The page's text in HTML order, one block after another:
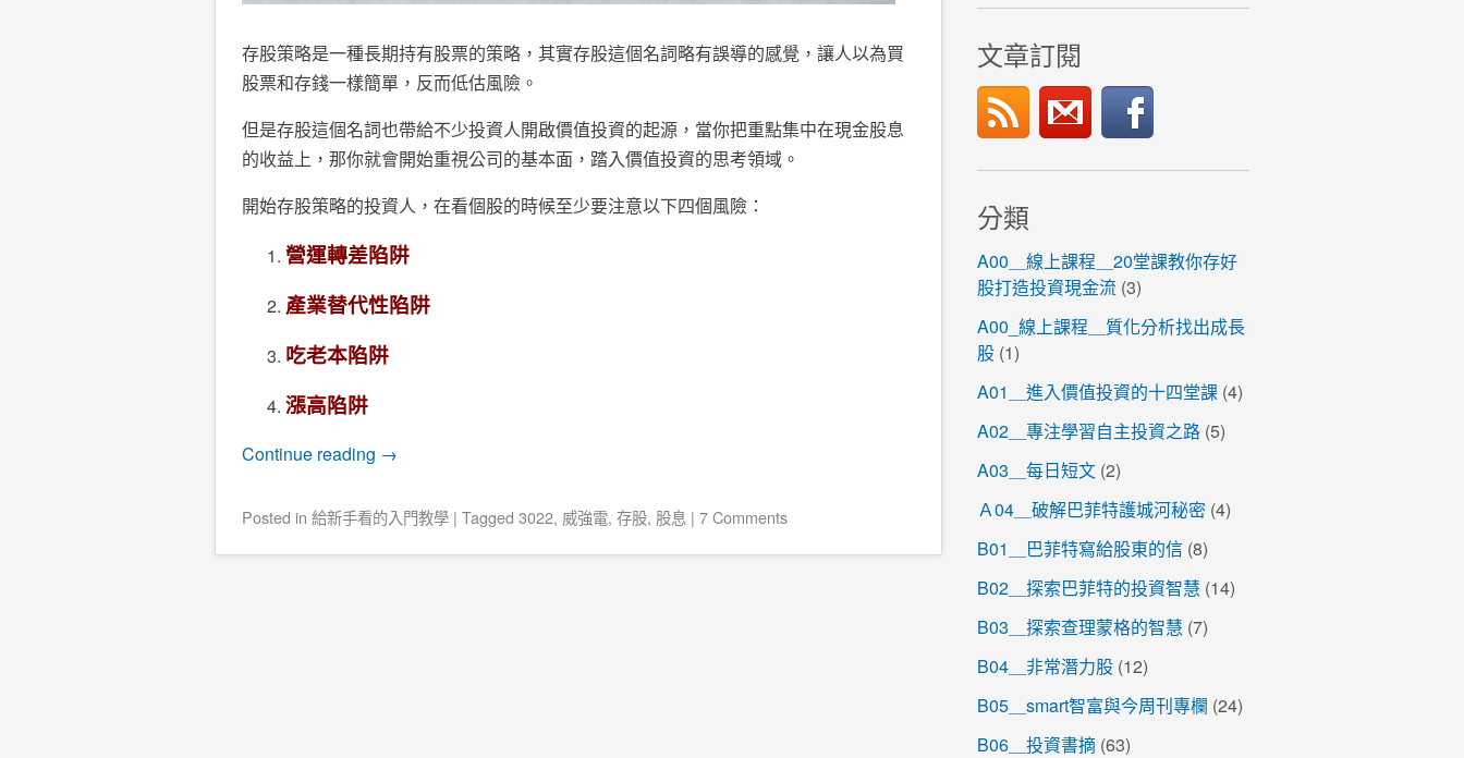
存股策略是一種長期持有股票的策略，其實存股這個名詞略有誤導的感覺，讓人以為買
股票和存錢一樣簡單，反而低估風險。
但是存股這個名詞也帶給不少投資人開啟價值投資的起源，當你把重點集中在現金股息
的收益上，那你就會開始重視公司的基本面，踏入價值投資的思考領域。
開始存股策略的投資人，在看個股的時候至少要注意以下四個風險：
營運轉差陷阱
產業替代性陷阱
吃老本陷阱
漲高陷阱
Continue reading →
Posted in 給新手看的入門教學 | Tagged 3022, 威強電, 存股, 股息 | 7 Comments
文章訂閱
分類
A00＿線上課程＿20堂課教你存好
股打造投資現金流 (3)
A00_線上課程＿質化分析找出成長
股 (1)
A01＿進入價值投資的十四堂課 (4)
A02＿專注學習自主投資之路 (5)
A03＿每日短文 (2)
Ａ04＿破解巴菲特護城河秘密 (4)
B01＿巴菲特寫給股東的信 (8)
B02＿探索巴菲特的投資智慧 (14)
B03＿探索查理蒙格的智慧 (7)
B04＿非常潛力股 (12)
B05＿smart智富與今周刊專欄 (24)
B06＿投資書摘 (63)